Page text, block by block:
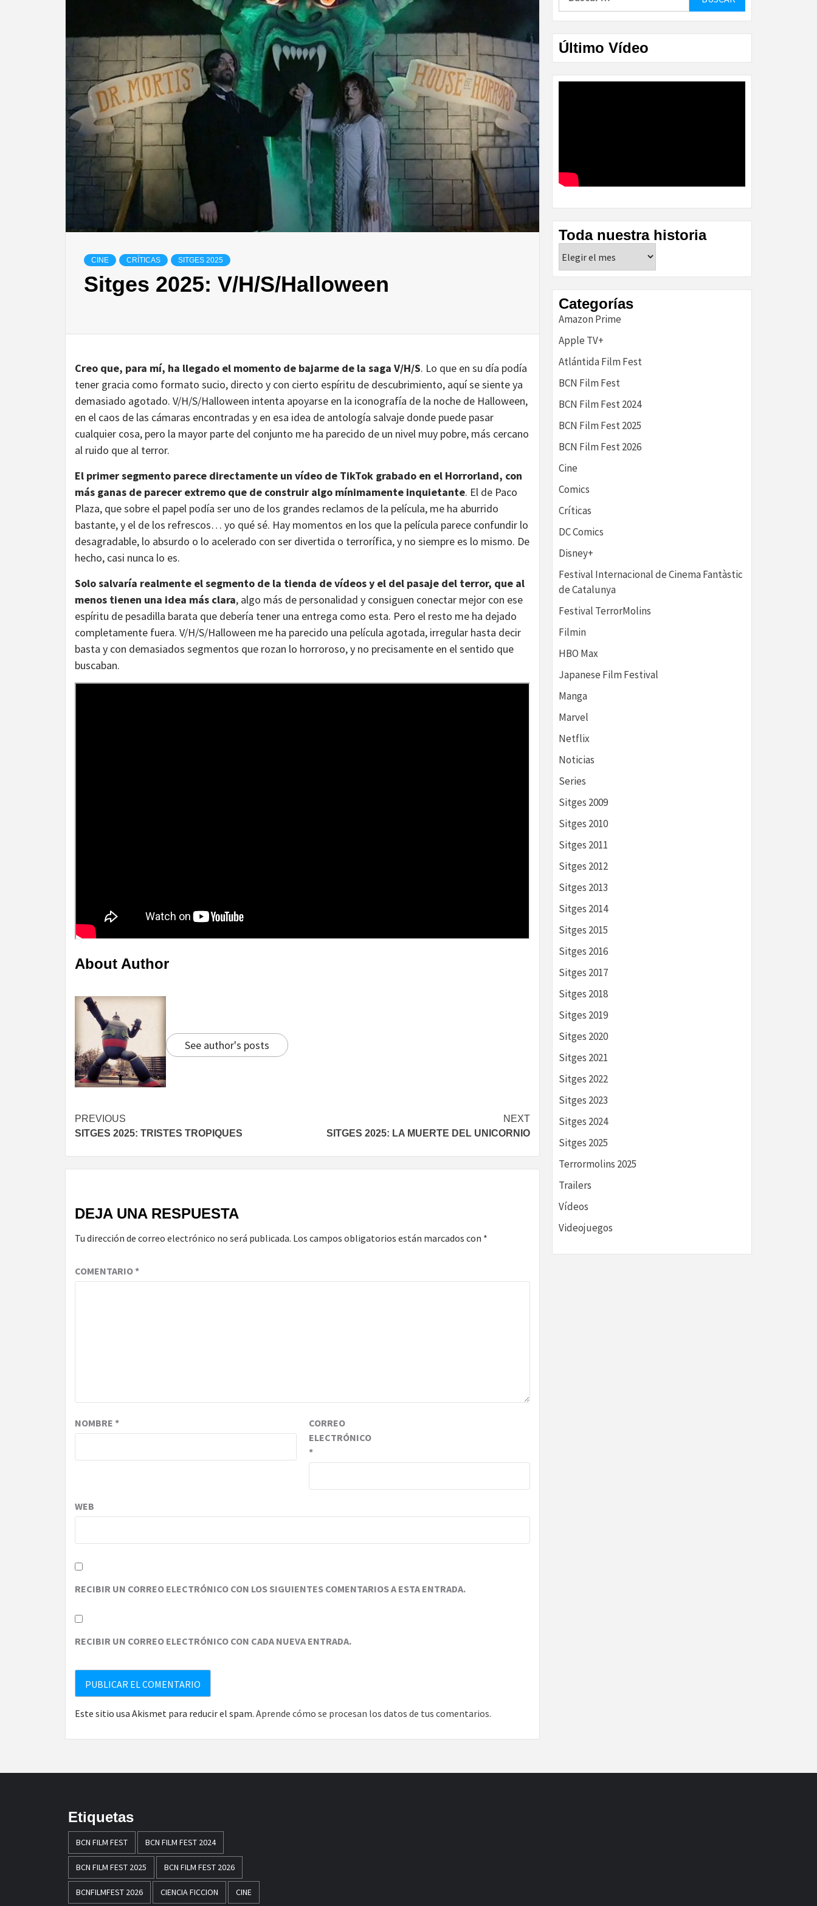
CINE CRÍTICAS SITGES 2025
Sitges 2025: V/H/S/Halloween
Creo que, para mí, ha llegado el momento de bajarme de la saga V/H/S. Lo que en su día podía
tener gracia como formato sucio, directo y con cierto espíritu de descubrimiento, aquí se siente ya
demasiado agotado. V/H/S/Halloween intenta apoyarse en la iconografía de la noche de Halloween,
en el caos de las cámaras encontradas y en esa idea de antología salvaje donde puede pasar
cualquier cosa, pero la mayor parte del conjunto me ha parecido de un nivel muy pobre, más cercano
al ruido que al terror.
El primer segmento parece directamente un vídeo de TikTok grabado en el Horrorland, con
más ganas de parecer extremo que de construir algo mínimamente inquietante. El de Paco
Plaza, que sobre el papel podía ser uno de los grandes reclamos de la película, me ha aburrido
bastante, y el de los refrescos… yo qué sé. Hay momentos en los que la película parece confundir lo
desagradable, lo absurdo o lo acelerado con ser divertida o terrorífica, y no siempre es lo mismo. De
hecho, casi nunca lo es.
Solo salvaría realmente el segmento de la tienda de vídeos y el del pasaje del terror, que al
menos tienen una idea más clara, algo más de personalidad y consiguen conectar mejor con ese
espíritu de pesadilla barata que debería tener una entrega como esta. Pero el resto me ha dejado
completamente fuera. V/H/S/Halloween me ha parecido una película agotada, irregular hasta decir
basta y con demasiados segmentos que rozan lo horroroso, y no precisamente en el sentido que
buscaban.
About Author
See author's posts
Continue
Reading
PREVIOUS
SITGES 2025: TRISTES TROPIQUES
NEXT
SITGES 2025: LA MUERTE DEL UNICORNIO
DEJA UNA RESPUESTA
Tu dirección de correo electrónico no será publicada. Los campos obligatorios están marcados con *
COMENTARIO*
NOMBRE *
CORREO
ELECTRÓNICO
*
WEB
RECIBIR UN CORREO ELECTRÓNICO CON LOS SIGUIENTES COMENTARIOS A ESTA ENTRADA.
RECIBIR UN CORREO ELECTRÓNICO CON CADA NUEVA ENTRADA.
Este sitio usa Akismet para reducir el spam. Aprende cómo se procesan los datos de tus comentarios.
Último Vídeo
Toda nuestra historia
nuestra
historia
Categorías
Amazon Prime
Apple TV+
Atlántida Film Fest
BCN Film Fest
BCN Film Fest 2024
BCN Film Fest 2025
BCN Film Fest 2026
Cine
Comics
Críticas
DC Comics
Disney+
Festival Internacional de Cinema Fantàstic
de Catalunya
Festival TerrorMolins
Filmin
HBO Max
Japanese Film Festival
Manga
Marvel
Netflix
Noticias
Series
Sitges 2009
Sitges 2010
Sitges 2011
Sitges 2012
Sitges 2013
Sitges 2014
Sitges 2015
Sitges 2016
Sitges 2017
Sitges 2018
Sitges 2019
Sitges 2020
Sitges 2021
Sitges 2022
Sitges 2023
Sitges 2024
Sitges 2025
Terrormolins 2025
Trailers
Vídeos
Videojuegos
Etiquetas
BCN FILM FEST BCN FILM FEST 2024
BCN FILM FEST 2025 BCN FILM FEST 2026
BCNFILMFEST 2026 CIENCIA FICCION CINE